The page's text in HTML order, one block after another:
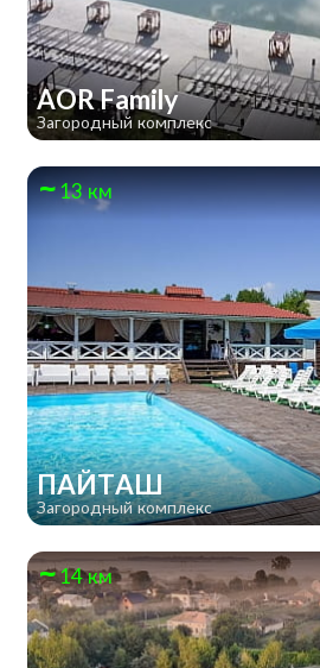
AOR Family
Загородный комплекс
13 км
ПАЙТАШ
Загородный комплекс
14 км